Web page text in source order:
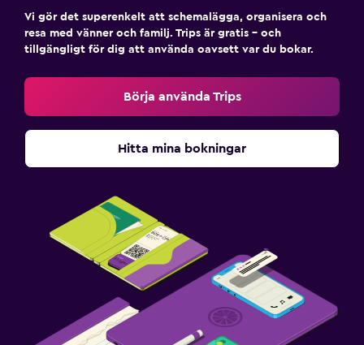
Vi gör det superenkelt att schemalägga, organisera och
resa med vänner och familj. Trips är gratis – och
tillgängligt för dig att använda oavsett var du bokar.
Börja använda Trips
Hitta mina bokningar